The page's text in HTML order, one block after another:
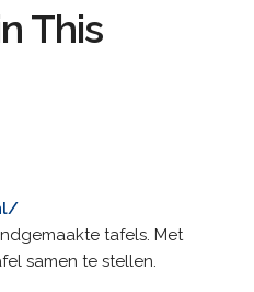
This
tafels. Met
samen te stellen.